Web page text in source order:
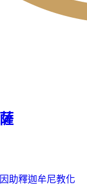
助釋迦牟尼教化